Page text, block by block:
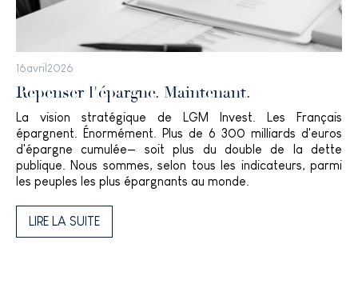
16avril 2026
Repenser l'épargne. Maintenant.
La vision stratégique de LGM Invest. Les Français
épargnent. Énormément. Plus de 6 300 milliards d'euros
d'épargne cumulée— soit plus du double de la dette
publique. Nous sommes, selon tous les indicateurs, parmi
les peuples les plus épargnants au monde.
LIRE LA SUITE